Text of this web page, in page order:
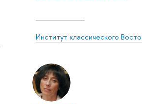
Институт классического